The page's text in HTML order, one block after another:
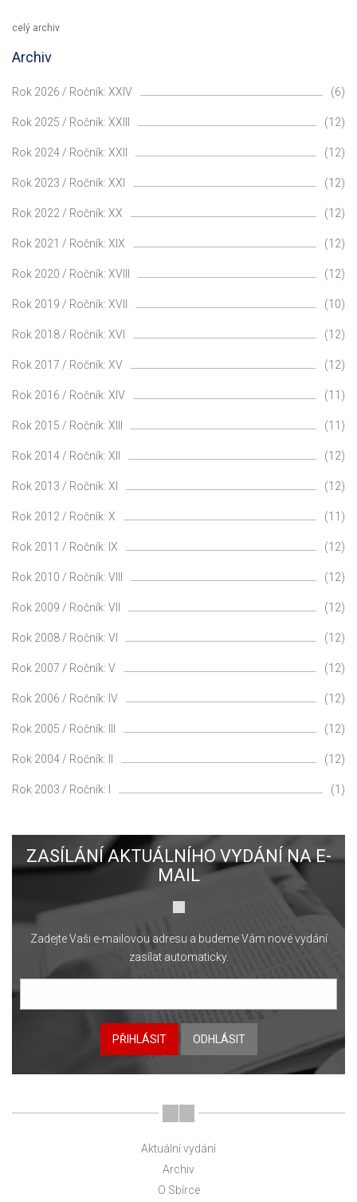
celý archiv
Archiv
Rok 2026 / Ročník: XXIV (6)
Rok 2025 / Ročník: XXIII (12)
Rok 2024 / Ročník: XXII (12)
Rok 2023 / Ročník: XXI (12)
Rok 2022 / Ročník: XX (12)
Rok 2021 / Ročník: XIX (12)
Rok 2020 / Ročník: XVIII (12)
Rok 2019 / Ročník: XVII (10)
Rok 2018 / Ročník: XVI (12)
Rok 2017 / Ročník: XV (12)
Rok 2016 / Ročník: XIV (11)
Rok 2015 / Ročník: XIII (11)
Rok 2014 / Ročník: XII (12)
Rok 2013 / Ročník: XI (12)
Rok 2012 / Ročník: X (11)
Rok 2011 / Ročník: IX (12)
Rok 2010 / Ročník: VIII (12)
Rok 2009 / Ročník: VII (12)
Rok 2008 / Ročník: VI (12)
Rok 2007 / Ročník: V (12)
Rok 2006 / Ročník: IV (12)
Rok 2005 / Ročník: III (12)
Rok 2004 / Ročník: II (12)
Rok 2003 / Ročník: I (1)
ZASÍLÁNÍ AKTUÁLNÍHO VYDÁNÍ NA E-
MAIL
Zadejte Vaši e-mailovou adresu a budeme Vám nové vydání
zasílat automaticky.
PŘIHLÁSIT ODHLÁSIT
Aktuální vydání
Archiv
O Sbírce